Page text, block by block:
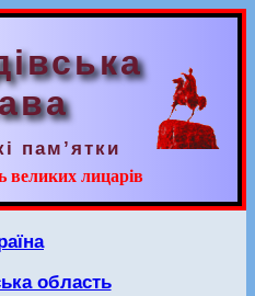
пам’ятки
великих лицарів
область